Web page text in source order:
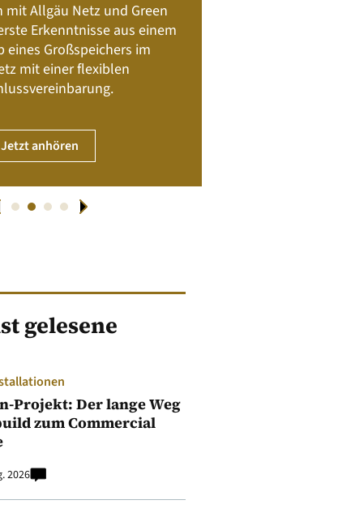
mit Allgäu Netz und Green
Erkenntnisse aus einem
eines Großspeichers im
mit einer flexiblen
Jetzt anhören
gelesene
Projekt: Der lange Weg
zum Commercial
2026